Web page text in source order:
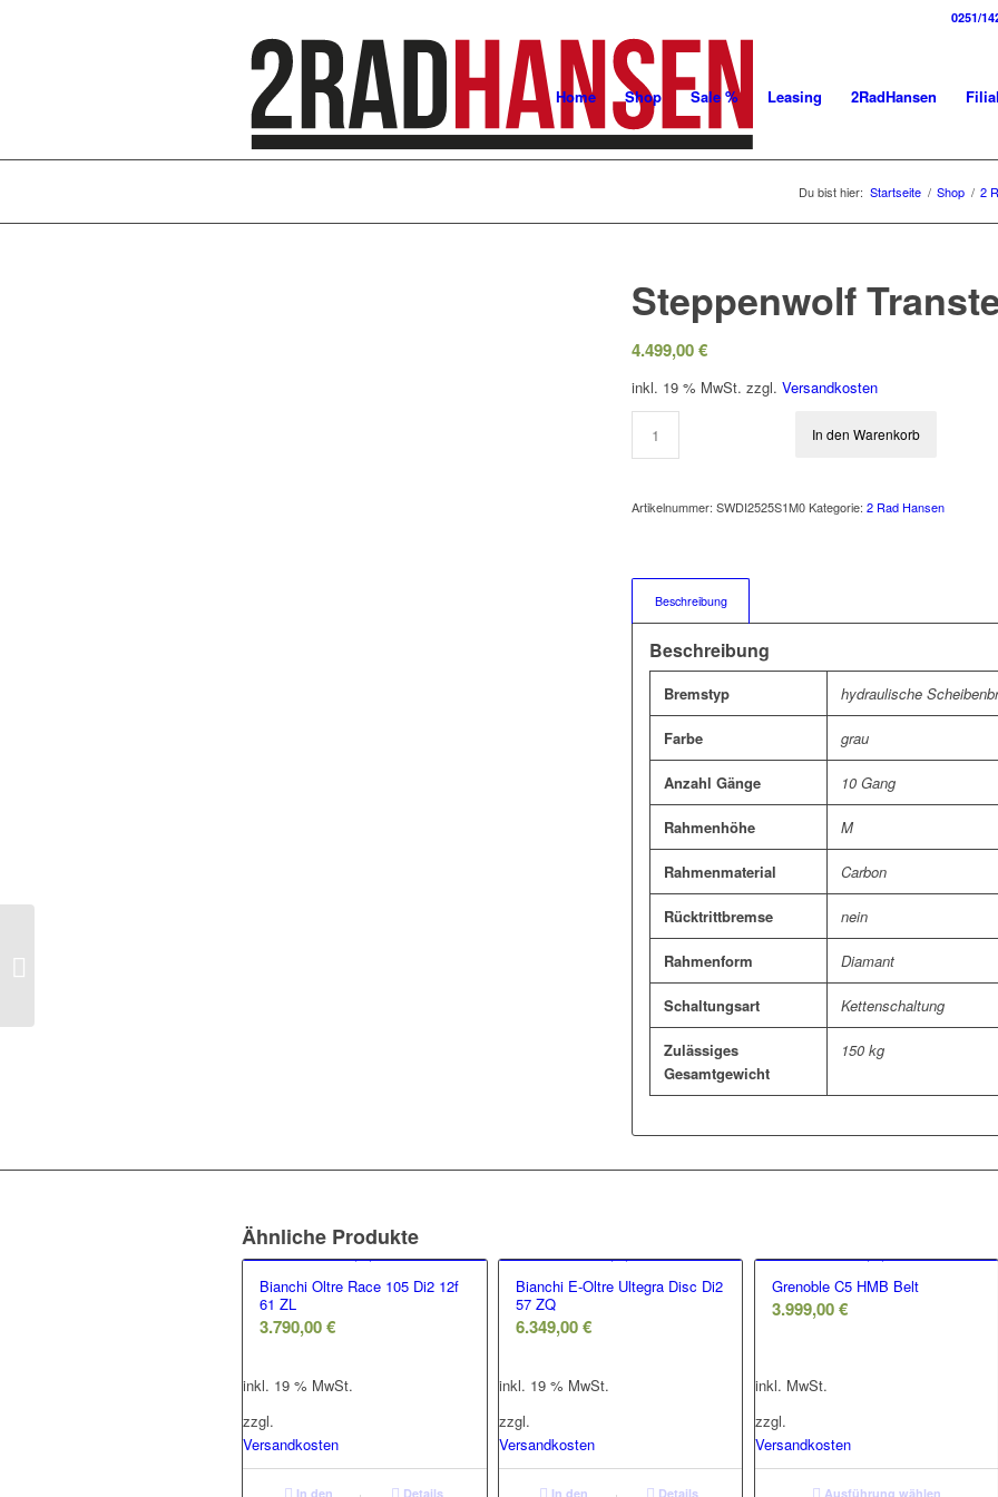
0251/
Home Shop Sale % Leasing 2RadHansen
Du bist hier: Startseite / Shop / 2
Steppenwolf
4.499,00€
inkl. 19 % MwSt. zzgl.Versandkosten
In den Warenkorb
Artikelnummer:SWDI2525S1M0 Kategorie:2 Rad Hansen
Beschreibung
Beschreibung
Bremstyp hydraulische
Farbe grau
Anzahl Gänge 10 Gang
Rahmenhöhe M
Rahmenmaterial Carbon
Rücktrittbremse nein
Rahmenform Diamant
Schaltungsart Kettenschaltung
Zulässiges
Gesamtgewicht
150 kg
Ähnliche Produkte
Bianchi Oltre Race 105 Di2 12f
61 ZL
3.790,00€
inkl. 19 % MwSt.
zzgl.
Versandkosten
In den Details
Bianchi E-Oltre Ultegra Disc Di2
57 ZQ
6.349,00€
inkl. 19 % MwSt.
zzgl.
Versandkosten
In den Details
Grenoble C5 HMB Belt
3.999,00€
inkl. MwSt.
zzgl.
Versandkosten
Ausführung wählen